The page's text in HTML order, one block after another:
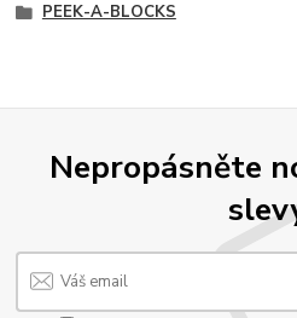
PEEK-A-BLOCKS
Nepropásněte